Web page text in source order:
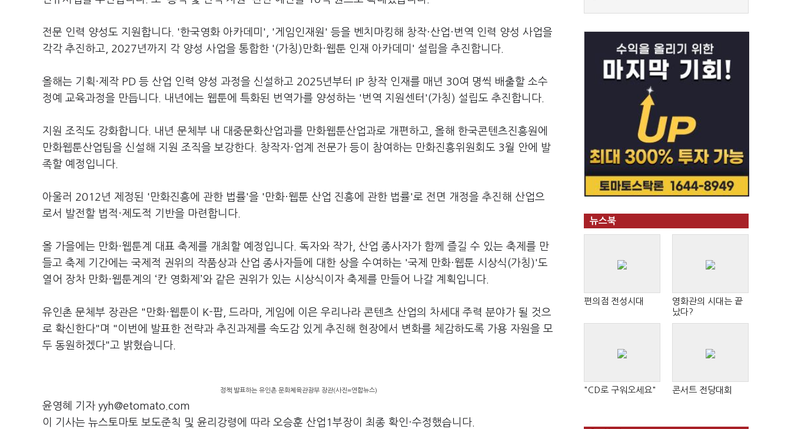
전문 인력 양성도 지원합니다. '한국영화 아카데미', '게임인재원' 등을 벤치마킹해 창작·산업·번역 인력 양성 사업을
각각 추진하고, 2027년까지 각 양성 사업을 통합한 '(가칭)만화·웹툰 인재 아카데미' 설립을 추진합니다.
올해는 기획·제작 PD 등 산업 인력 양성 과정을 신설하고 2025년부터 IP 창작 인재를 매년 30여 명씩 배출할 소수
정예 교육과정을 만듭니다. 내년에는 웹툰에 특화된 번역가를 양성하는 '번역 지원센터'(가칭) 설립도 추진합니다.
지원 조직도 강화합니다. 내년 문체부 내 대중문화산업과를 만화웹툰산업과로 개편하고, 올해 한국콘텐츠진흥원에
만화웹툰산업팀을 신설해 지원 조직을 보강한다. 창작자·업계 전문가 등이 참여하는 만화진흥위원회도 3월 안에 발
족할 예정입니다.
아울러 2012년 제정된 '만화진흥에 관한 법률'을 '만화·웹툰 산업 진흥에 관한 법률'로 전면 개정을 추진해 산업으
로서 발전할 법적·제도적 기반을 마련합니다.
올 가을에는 만화·웹툰계 대표 축제를 개최할 예정입니다. 독자와 작가, 산업 종사자가 함께 즐길 수 있는 축제를 만
들고 축제 기간에는 국제적 권위의 작품상과 산업 종사자들에 대한 상을 수여하는 '국제 만화·웹툰 시상식(가칭)'도
열어 장차 만화·웹툰계의 ‘칸 영화제’와 같은 권위가 있는 시상식이자 축제를 만들어 나갈 계획입니다.
유인촌 문체부 장관은 "만화·웹툰이 K-팝, 드라마, 게임에 이은 우리나라 콘텐츠 산업의 차세대 주력 분야가 될 것으
로 확신한다"며 "이번에 발표한 전략과 추진과제를 속도감 있게 추진해 현장에서 변화를 체감하도록 가용 자원을 모
두 동원하겠다"고 밝혔습니다.
정책 발표하는 유인촌 문화체육관광부 장관(사진=연합뉴스)
윤영혜 기자 yyh@etomato.com
이 기사는 뉴스토마토 보도준칙 및 윤리강령에 따라 오승훈 산업1부장이 최종 확인·수정했습니다.
뉴스북
편의점 전성시대
영화관의 시대는 끝
났다?
"CD로 구워오세요" 콘서트 전당대회